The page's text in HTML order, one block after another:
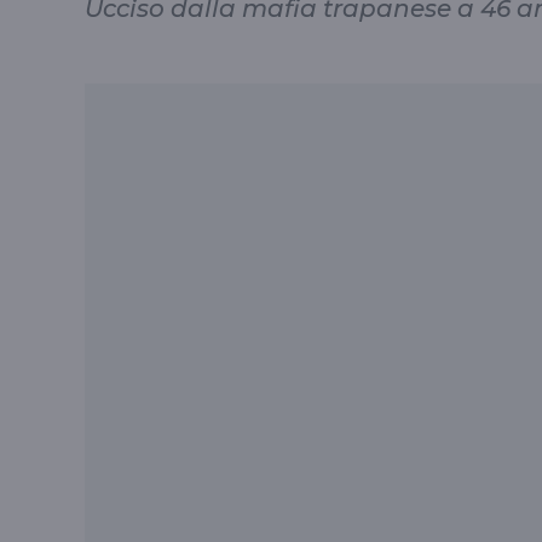
Ucciso dalla mafia trapanese a 46